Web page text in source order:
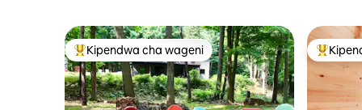
Kipendwa maarufu cha wageni
Kipendwa cha wageni